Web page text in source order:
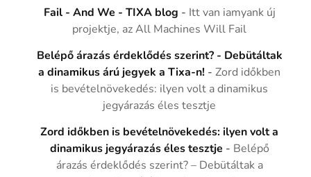
Fail - And We - TIXA blog - Itt van iamyank új
projektje, az All Machines Will Fail
Belépő árazás érdeklődés szerint? - Debütáltak
a dinamikus árú jegyek a Tixa-n! -Zord időkben
is bevételnövekedés: ilyen volt a dinamikus
jegyárazás éles tesztje
Zord időkben is bevételnövekedés: ilyen volt a
dinamikus jegyárazás éles tesztje - Belépő
árazás érdeklődés szerint? – Debütáltak a